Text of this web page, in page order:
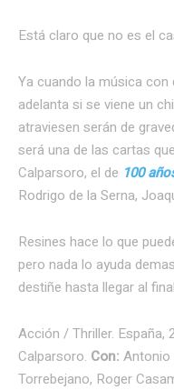
Está claro que no es el
Ya cuando la música
adelanta si se viene un
atraviesen serán de
será una de las cartas
Calparsoro, el de 100
Rodrigo de la Serna,
Resines hace lo que
pero nada lo ayuda
destiñe hasta llegar al
Acción / Thriller. España,
Calparsoro. Con: Antonio
Torrebejano, Roger